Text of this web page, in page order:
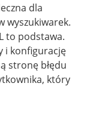
dla
wyszukiwarek.
to podstawa.
i konfigurację
stronę błędu
który